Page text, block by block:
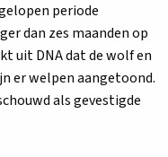
periode
dan zes maanden op
uit DNA dat de wolf en
er welpen aangetoond.
als gevestigde